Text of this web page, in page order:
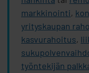
markkinointi,
yrityskaupan
kasvurahoitus,
työntekijän